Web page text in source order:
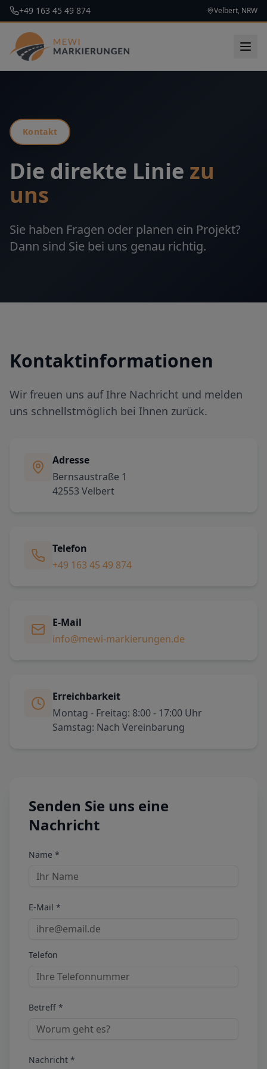
+49 163 45 49 874 Velbert, NRW
Kontakt
Die direkte Linie zu
uns
Sie haben Fragen oder planen ein Projekt?
Dann sind Sie bei uns genau richtig.
Kontaktinformationen
Wir freuen uns auf Ihre Nachricht und melden
uns schnellstmöglich bei Ihnen zurück.
Adresse
Bernsaustraße 1
42553 Velbert
Telefon
+49 163 45 49 874
E-Mail
info@mewi-markierungen.de
Erreichbarkeit
Montag - Freitag: 8:00 - 17:00 Uhr
Samstag: Nach Vereinbarung
Senden Sie uns eine
Nachricht
Name *
E-Mail *
Telefon
Betreff *
Nachricht *